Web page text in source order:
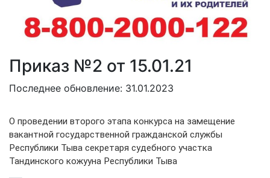
Приказ №2 от 15.01.21
Последнее обновление: 31.01.2023
О проведении второго этапа конкурса на замещение
вакантной государственной гражданской службы
Республики Тыва секретаря судебного участка
Тандинского кожууна Республики Тыва